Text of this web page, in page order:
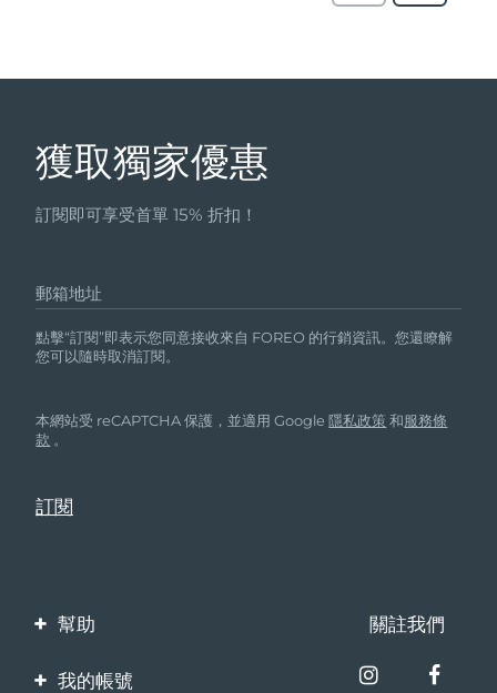
獲取獨家優惠
訂閱即可享受首單 15% 折扣！
郵箱地址
點擊“訂閱”即表示您同意接收來自 FOREO 的行銷資訊。您還瞭解
您可以隨時取消訂閱。
本網站受 reCAPTCHA 保護，並適用 Google隱私政策 和服務條
款 。
幫助
聯繫我們
關註我們
我的帳號